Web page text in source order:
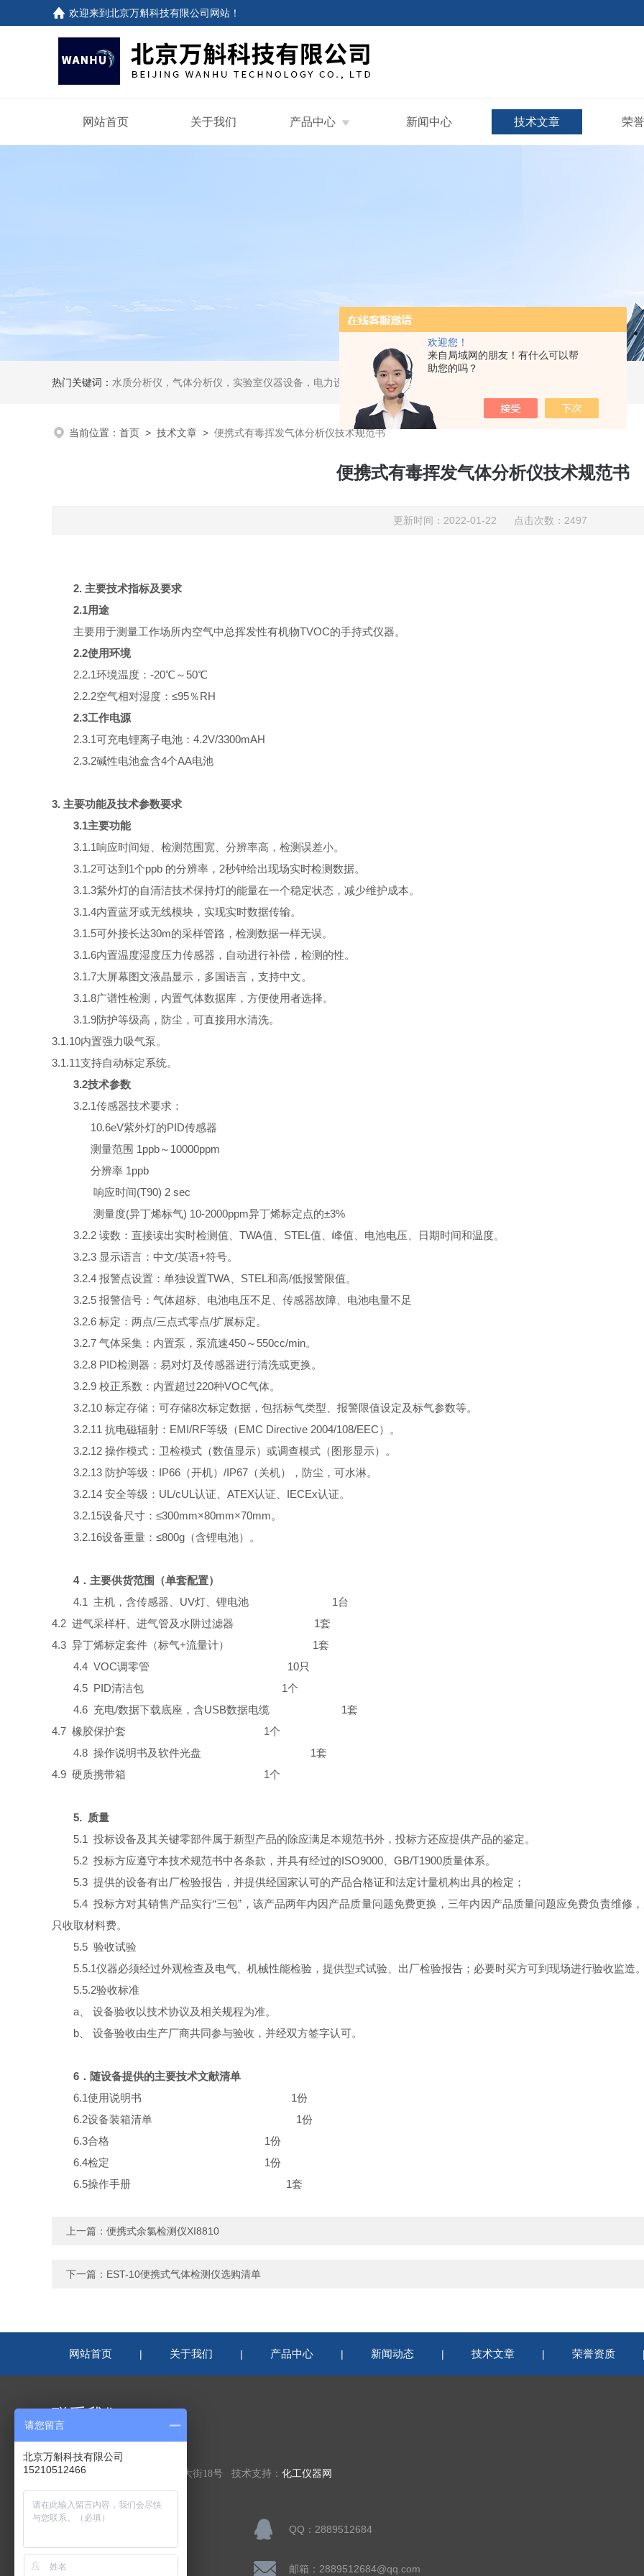
欢迎您！
来自局域网的朋友！有什么可以帮
助您的吗？
欢迎来到北京万斛科技有限公司网站 ！
网站首页 关于我们 产品中心 新闻中心 技术文章 荣
热门关键词： 水质分析仪，气体分析仪，实验室仪器设备，电力设备、无损检测。
当前位置： 首页 > 技术文章 > 便携式有毒挥发气体分析仪技术规范书
便携式有毒挥发气体分析仪技术规范书
更新时间：2022-01-22 点击次数：2497
2. 主要技术指标及要求
2.1用途
主要用于测量工作场所内空气中总挥发性有机物TVOC的手持式仪器。
2.2使用环境
2.2.1环境温度：-20℃～50℃
2.2.2空气相对湿度：≤95％RH
2.3工作电源
2.3.1可充电锂离子电池：4.2V/3300mAH
2.3.2碱性电池盒含4个AA电池
3. 主要功能及技术参数要求
3.1主要功能
3.1.1响应时间短、检测范围宽、分辨率高，检测误差小。
3.1.2可达到 1个ppb 的分辨率， 2秒钟给出现场实时检测数据。
3.1.3紫外灯的自清洁技术保持灯的能量在一个稳定状态，减少维护成本。
3.1.4内置蓝牙或无线模块，实现实时数据传输。
3.1.5可外接长达30m的采样管路，检测数据一样无误。
3.1.6内置温度湿度压力传感器，自动进行补偿，检测的性。
3.1.7大屏幕图文液晶显示，多国语言，支持中文。
3.1.8广谱性检测，内置气体数据库，方便使用者选择。
3.1.9防护等级高，防尘，可直接用水清洗。
3.1.10内置强力吸气泵。
3.1.11支持自动标定系统。
3.2技术参数
3.2.1传感器技术要求：
10.6eV紫外灯的PID传感器
测量范围 1ppb～10000ppm
分辨率 1ppb
响应时间(T90) 2 sec
测量度(异丁烯标气) 10-2000ppm异丁烯标定点的±3%
3.2.2 读数：直接读出实时检测值、TWA值、STEL值、峰值、电池电压、日期时间和温度。
3.2.3 显示语言：中文/英语+符号。
3.2.4 报警点设置：单独设置TWA、STEL和高/低报警限值。
3.2.5 报警信号：气体超标、电池电压不足、传感器故障、电池电量不足
3.2.6 标定：两点/三点式零点/扩展标定。
3.2.7 气体采集：内置泵，泵流速450～550cc/min。
3.2.8 PID检测器：易对灯及传感器进行清洗或更换。
3.2.9 校正系数：内置超过220种VOC气体。
3.2.10 标定存储：可存储8次标定数据，包括标气类型、报警限值设定及标气参数等。
3.2.11 抗电磁辐射： EMI/RF等级（EMC Directive 2004/108/EEC）。
3.2.12 操作模式：卫检模式（数值显示）或调查模式（图形显示）。
3.2.13 防护等级：IP66（开机）/IP67（关机），防尘，可水淋。
3.2.14 安全等级：UL/cUL认证、ATEX认证、IECEx认证。
3.2.15设备尺寸：≤300mm×80mm×70mm。
3.2.16设备重量：≤800g （含锂电池）。
4．主要供货范围（单套配置）
4.1 主机，含传感器、UV灯、锂电池 1台
4.2 进气采样杆、进气管及水阱过滤器 1套
4.3 异丁烯标定套件（标气+流量计） 1套
4.4 VOC调零管 10只
4.5 PID清洁包 1个
4.6 充电/数据下载底座，含USB数据电缆 1套
4.7 橡胶保护套 1个
4.8 操作说明书及软件光盘 1套
4.9 硬质携带箱 1个
5. 质量
5.1 投标设备及其关键零部件属于新型产品的除应满足本规范书外，投标方还应提供产品的鉴定。
5.2 投标方应遵守本技术规范书中各条款，并具有经过的ISO9000、GB/T1900质量体系。
5.3 提供的设备有出厂检验报告，并提供经国家认可的产品合格证和法定计量机构出具的检定；
5.4 投标方对其销售产品实行“三包”，该产品两年内因产品质量问题免费更换， 三年内因产品质量问题应免费负责维修
只收取材料费。
5.5 验收试验
5.5.1仪器必须经过外观检查及电气、机械性能检验，提供型式试验、出厂检验报告；必要时买方可到现场进行验收监造
5.5.2验收标准
a、 设备验收以技术协议及相关规程为准。
b、 设备验收由生产厂商共同参与验收，并经双方签字认可。
6．随设备提供的主要技术文献清单
6.1使用说明书
1份
6.2设备装箱清单 1份
6.3合格 1份
6.4检定
1份
6.5操作手册
1套
上一篇： 便携式余氯检测仪XI8810
下一篇： EST-10便携式气体检测仪选购清单
网站首页 | 关于我们 | 产品中心 | 新闻动态 | 技术文章 | 荣誉资质
联系我们
公司地址：北京市房山区凯旋大街18号 技术支持： 化工仪器网
QQ：2889512684
邮箱：2889512684@qq.com
请您留言
北京万斛科技有限公司
15210512466